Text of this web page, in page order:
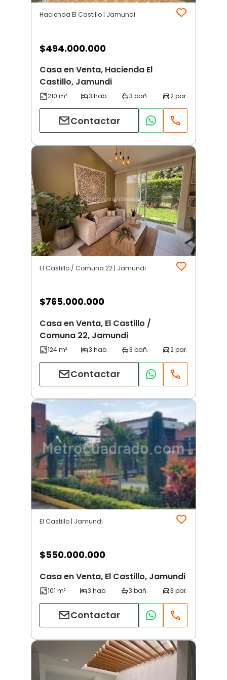
Hacienda El Castillo | Jamundi
$494.000.000
Casa en Venta, Hacienda El
Castillo, Jamundi
Contactar
El Castillo / Comuna 22 | Jamundi
$765.000.000
Casa en Venta, El Castillo /
Comuna 22, Jamundi
Contactar
El Castillo | Jamundi
$550.000.000
Casa en Venta, El Castillo, Jamundi
Contactar